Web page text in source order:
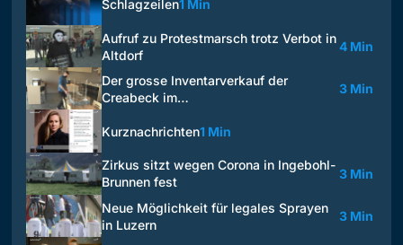
Schlagzeilen1 Min
Aufruf zu Protestmarsch trotz Verbot in
Altdorf
4 Min
Der grosse Inventarverkauf der
Creabeck im…
3 Min
Kurznachrichten1 Min
Zirkus sitzt wegen Corona in Ingebohl-
Brunnen fest
3 Min
Neue Möglichkeit für legales Sprayen
in Luzern
3 Min